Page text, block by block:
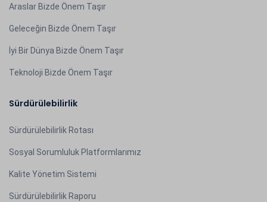
Araslar Bizde Önem Taşır
Geleceğin Bizde Önem Taşır
İyi Bir Dünya Bizde Önem Taşır
Teknoloji Bizde Önem Taşır
Sürdürülebilirlik
Sürdürülebilirlik Rotası
Sosyal Sorumluluk Platformlarımız
Kalite Yönetim Sistemi
Sürdürülebilirlik Raporu